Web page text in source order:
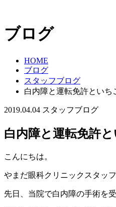
ブログ
HOME
ブログ
スタッフブログ
白内障と運転免許といち
2019.04.04 スタッフブログ
白内障と運転免許
こんにちは。
やまだ眼科クリニックスタッフ
先日、当院で白内障の手術を